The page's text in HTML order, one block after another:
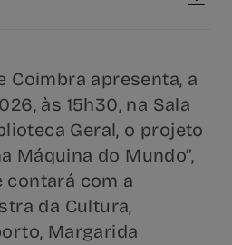
Coimbra apresenta, a
às 15h30, na Sala
Geral, o projeto
Máquina do Mundo”,
contará com a
da Cultura,
Margarida